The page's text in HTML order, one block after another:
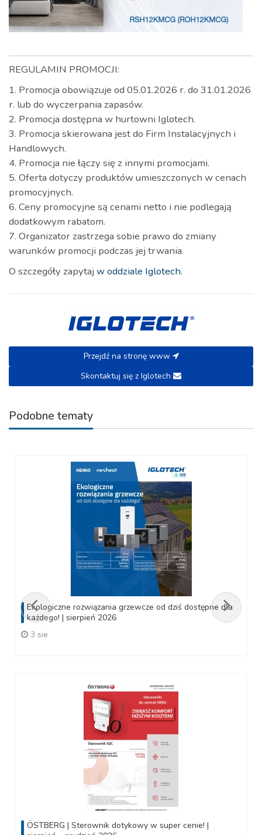
REGULAMIN PROMOCJI:
1. Promocja obowiązuje od 05.01.2026 r. do 31.01.2026
r. lub do wyczerpania zapasów.
2. Promocja dostępna w hurtowni Iglotech.
3. Promocja skierowana jest do Firm Instalacyjnych i
Handlowych.
4. Promocja nie łączy się z innymi promocjami.
5. Oferta dotyczy produktów umieszczonych w cenach
promocyjnych.
6. Ceny promocyjne są cenami netto i nie podlegają
dodatkowym rabatom.
7. Organizator zastrzega sobie prawo do zmiany
warunków promocji podczas jej trwania.
O szczegóły zapytaj w oddziale Iglotech.
Przejdź na stronę www
Skontaktuj się z Iglotech
Podobne tematy
Ekologiczne rozwiązania grzewcze od dziś dostępne dla
każdego! | sierpień 2026
3 sie
ÖSTBERG | Sterownik dotykowy w super cenie! |